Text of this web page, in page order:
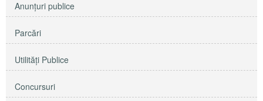
Anunţuri publice
Parcări
Utilităţi Publice
Concursuri